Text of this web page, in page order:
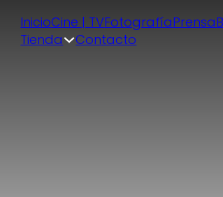
InicioCine | TVFotografíaPrensa
Tienda
Contacto